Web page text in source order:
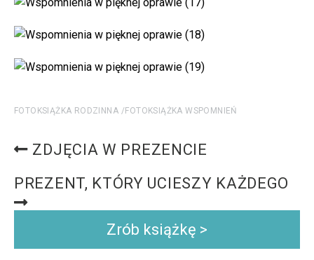
FOTOKSIĄŻKA RODZINNA FOTOKSIĄŻKA WSPOMNIEŃ
ZDJĘCIA W PREZENCIE
PREZENT, KTÓRY UCIESZY KAŻDEGO
Zrób książkę >